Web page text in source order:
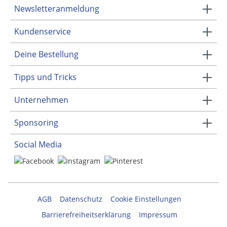
Newsletteranmeldung
Kundenservice
Deine Bestellung
Tipps und Tricks
Unternehmen
Sponsoring
Social Media
AGB Datenschutz
Cookie Einstellungen
Barrierefreiheitserklärung
Impressum